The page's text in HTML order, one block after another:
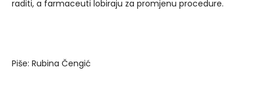
raditi, a farmaceuti lobiraju za promjenu procedure.
Piše: Rubina Čengić